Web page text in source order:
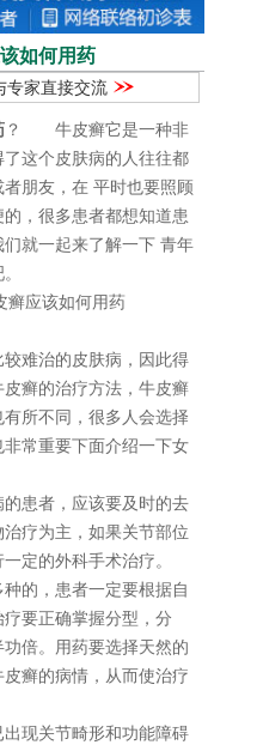
如何用药
专家直接交流
？ 牛皮癣它是一种非
这个皮肤病的人往往都
朋友，在 平时也要照顾
，很多患者都想知道患
就一起来了解一下 青年
难治的皮肤病，因此得
癣的治疗方法，牛皮癣
所不同，很多人会选择
常重要下面介绍一下女
患者，应该要及时的去
疗为主，如果关节部位
定的外科手术治疗。
的，患者一定要根据自
要正确掌握分型，分
倍。用药要选择天然的
癣的病情，从而使治疗
现关节畸形和功能障碍